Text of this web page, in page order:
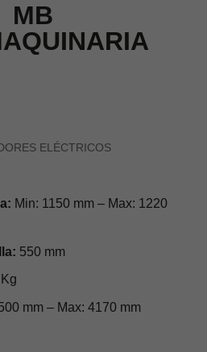
ELÉCTRICOS
Min: 1150 mm – Max: 1220
550 mm
mm – Max: 4170 mm